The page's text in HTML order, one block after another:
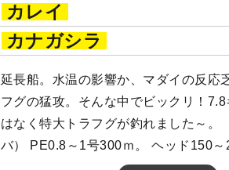
カレイ
カナガシラ
延長船。水温の影響か、マダイの反応
フグの猛攻。そんな中でビックリ！
はなく特大トラフグが釣れました～。
バ） PE0.8～1号300ｍ。 ヘッド150～